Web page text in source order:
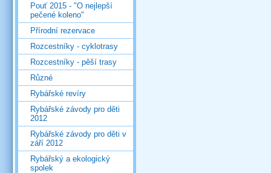
Pouť 2015 - "O nejlepší
pečené koleno"
Přírodní rezervace
Rozcestníky - cyklotrasy
Rozcestníky - pěší trasy
Různé
Rybářské revíry
Rybářské závody pro děti
2012
Rybářské závody pro děti v
září 2012
Rybářský a ekologický
spolek